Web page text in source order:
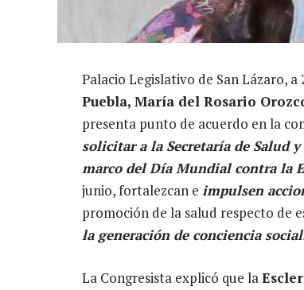
Palacio Legislativo de San Lázaro, a
Puebla, María del Rosario
presenta punto de acuerdo en la
solicitar a la Secretaría de Salud
marco del Día Mundial contra la
junio, fortalezcan e impulsen
promoción de la salud respecto de
la generación de conciencia
La Congresista explicó que la